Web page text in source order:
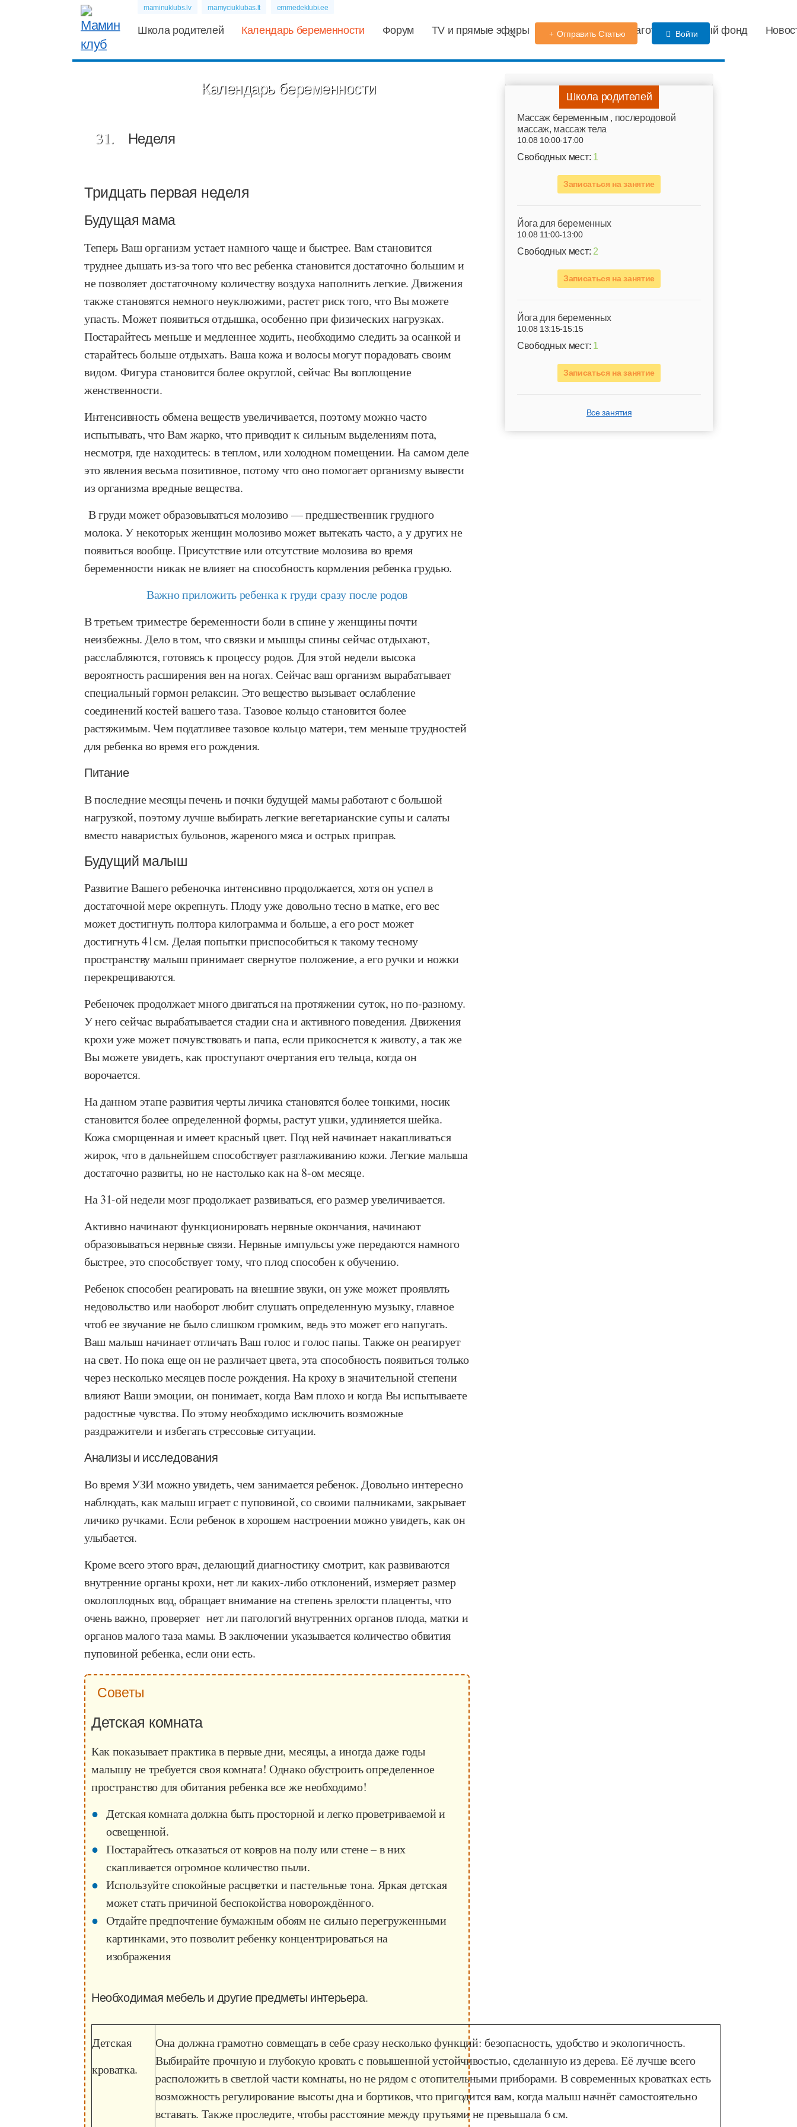
maminuklubs.lv mamyciuklubas.lt emmedeklubi.ee
Школа родителей Календарь беременности Форум TV и прямые эфиры Детский сад Благотворительный фонд
Отправить Статью Войти
Календарь беременности
31. Неделя
Тридцать первая неделя
Будущая мама
Теперь Ваш организм устает намного чаще и быстрее. Вам становится
труднее дышать из-за того что вес ребенка становится достаточно большим и
не позволяет достаточному количеству воздуха наполнить легкие. Движения
также становятся немного неуклюжими, растет риск того, что Вы можете
упасть. Может появиться отдышка, особенно при физических нагрузках.
Постарайтесь меньше и медленнее ходить, необходимо следить за осанкой и
старайтесь больше отдыхать. Ваша кожа и волосы могут порадовать своим
видом. Фигура становится более округлой, сейчас Вы воплощение
женственности.
Интенсивность обмена веществ увеличивается, поэтому можно часто
испытывать, что Вам жарко, что приводит к сильным выделениям пота,
несмотря, где находитесь: в теплом, или холодном помещении. На самом деле
это явления весьма позитивное, потому что оно помогает организму вывести
из организма вредные вещества.
В груди может образовываться молозиво — предшественник грудного
молока. У некоторых женщин молозиво может вытекать часто, а у других не
появиться вообще. Присутствие или отсутствие молозива во время
беременности никак не влияет на способность кормления ребенка грудью.
Важно приложить ребенка к груди сразу после родов
В третьем триместре беременности боли в спине у женщины почти
неизбежны. Дело в том, что связки и мышцы спины сейчас отдыхают,
расслабляются, готовясь к процессу родов. Для этой недели высока
вероятность расширения вен на ногах. Сейчас ваш организм вырабатывает
специальный гормон релаксин. Это вещество вызывает ослабление
соединений костей вашего таза. Тазовое кольцо становится более
растяжимым. Чем податливее тазовое кольцо матери, тем меньше трудностей
для ребенка во время его рождения.
Питание
В последние месяцы печень и почки будущей мамы работают с большой
нагрузкой, поэтому лучше выбирать легкие вегетарианские супы и салаты
вместо наваристых бульонов, жареного мяса и острых приправ.
Будущий малыш
Развитие Вашего ребеночка интенсивно продолжается, хотя он успел в
достаточной мере окрепнуть. Плоду уже довольно тесно в матке, его вес
может достигнуть полтора килограмма и больше, а его рост может
достигнуть 41см. Делая попытки приспособиться к такому тесному
пространству малыш принимает свернутое положение, а его ручки и ножки
перекрещиваются.
Ребеночек продолжает много двигаться на протяжении суток, но по-разному.
У него сейчас вырабатывается стадии сна и активного поведения. Движения
крохи уже может почувствовать и папа, если прикоснется к животу, а так же
Вы можете увидеть, как проступают очертания его тельца, когда он
ворочается.
На данном этапе развития черты личика становятся более тонкими, носик
становится более определенной формы, растут ушки, удлиняется шейка.
Кожа сморщенная и имеет красный цвет. Под ней начинает накапливаться
жирок, что в дальнейшем способствует разглаживанию кожи. Легкие малыша
достаточно развиты, но не настолько как на 8-ом месяце.
На 31-ой недели мозг продолжает развиваться, его размер увеличивается.
Активно начинают функционировать нервные окончания, начинают
образовываться нервные связи. Нервные импульсы уже передаются намного
быстрее, это способствует тому, что плод способен к обучению.
Ребенок способен реагировать на внешние звуки, он уже может проявлять
недовольство или наоборот любит слушать определенную музыку, главное
чтоб ее звучание не было слишком громким, ведь это может его напугать.
Ваш малыш начинает отличать Ваш голос и голос папы. Также он реагирует
на свет. Но пока еще он не различает цвета, эта способность появиться только
через несколько месяцев после рождения. На кроху в значительной степени
влияют Ваши эмоции, он понимает, когда Вам плохо и когда Вы испытываете
радостные чувства. По этому необходимо исключить возможные
раздражители и избегать стрессовые ситуации.
Анализы и исследования
Во время УЗИ можно увидеть, чем занимается ребенок. Довольно интересно
наблюдать, как малыш играет с пуповиной, со своими пальчиками, закрывает
личико ручками. Если ребенок в хорошем настроении можно увидеть, как он
улыбается.
Кроме всего этого врач, делающий диагностику смотрит, как развиваются
внутренние органы крохи, нет ли каких-либо отклонений, измеряет размер
околоплодных вод, обращает внимание на степень зрелости плаценты, что
очень важно, проверяет нет ли патологий внутренних органов плода, матки и
органов малого таза мамы. В заключении указывается количество обвития
пуповиной ребенка, если они есть.
Советы
Детская комната
Как показывает практика в первые дни, месяцы, а иногда даже годы
малышу не требуется своя комната! Однако обустроить определенное
пространство для обитания ребенка все же необходимо!
Детская комната должна быть просторной и легко проветриваемой и
освещенной.
Постарайтесь отказаться от ковров на полу или стене – в них
скапливается огромное количество пыли.
Используйте спокойные расцветки и пастельные тона. Яркая детская
может стать причиной беспокойства новорождённого.
Отдайте предпочтение бумажным обоям не сильно перегруженными
картинками, это позволит ребенку концентрироваться на
изображения
Необходимая мебель и другие предметы интерьера.
Детская
кроватка.
Она должна грамотно совмещать в себе сразу несколько функций: безопасность, удобство и экологичность.
Выбирайте прочную и глубокую кровать с повышенной устойчивостью, сделанную из дерева. Её лучше всего
расположить в светлой части комнаты, но не рядом с отопительными приборами. В современных кроватках есть
возможность регулирование высоты дна и бортиков, что пригодится вам, когда малыш начнёт самостоятельно
вставать. Также проследите, чтобы расстояние между прутьями не превышала 6 см.
Школа родителей
Mассаж беременным , послеродовой
массаж, массаж тела
10.08 10:00-17:00
Свободных мест: 1
Записаться на занятие
Йога для беременных
10.08 11:00-13:00
Свободных мест: 2
Записаться на занятие
Йога для беременных
10.08 13:15-15:15
Свободных мест: 1
Записаться на занятие
Все занятия